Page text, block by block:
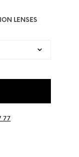
LENSES
77